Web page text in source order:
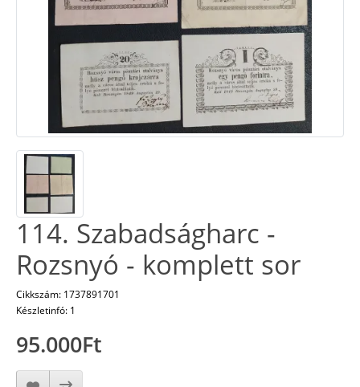
114. Szabadságharc -
Rozsnyó - komplett sor
Cikkszám: 1737891701
Készletinfó: 1
95.000Ft